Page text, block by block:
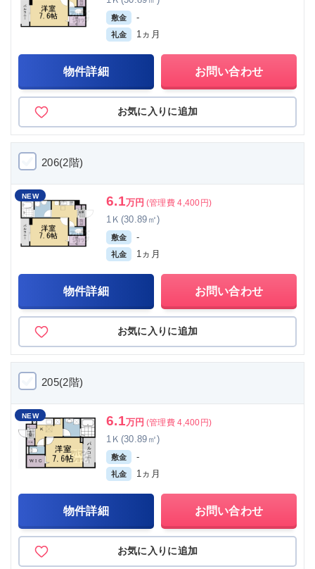
敷金 -
礼金 1ヵ月
物件詳細 お問い合わせ
お気に入りに追加
206(2階)
NEW 6.1万円 (管理費 4,400円)
1Ｋ(30.89㎡)
敷金 -
礼金 1ヵ月
物件詳細 お問い合わせ
お気に入りに追加
205(2階)
NEW 6.1万円 (管理費 4,400円)
1Ｋ(30.89㎡)
敷金 -
礼金 1ヵ月
物件詳細 お問い合わせ
お気に入りに追加